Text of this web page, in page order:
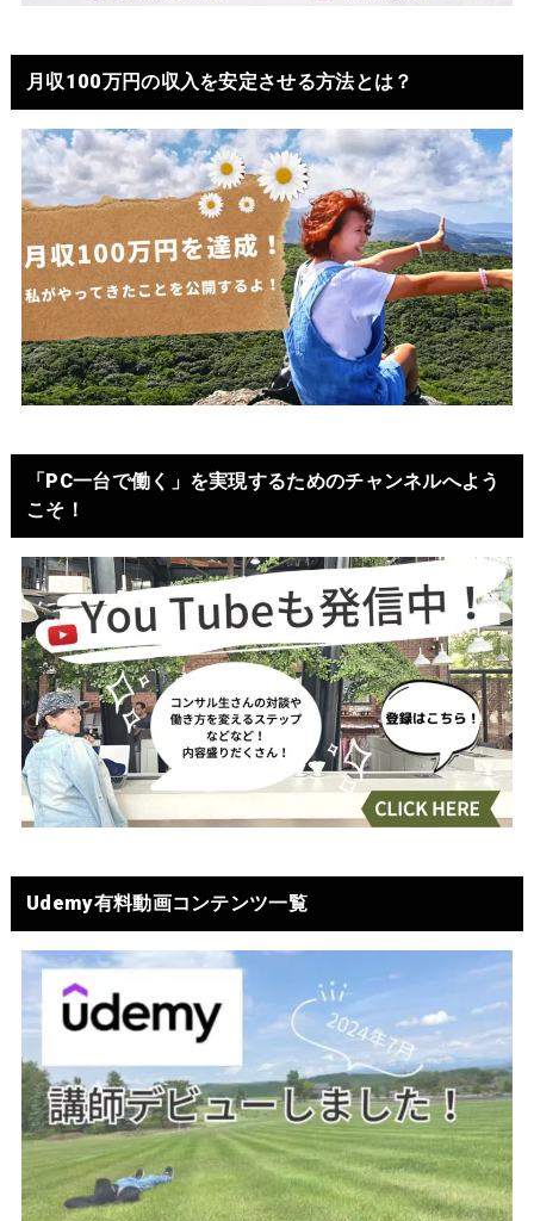
月収100万円の収入を安定させる方法とは？
「PC一台で働く」を実現するためのチャンネルへよう
こそ！
Udemy有料動画コンテンツ一覧